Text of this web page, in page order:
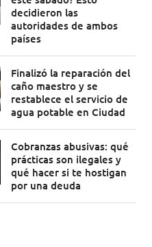
decidieron las
autoridades de ambos
países
Finalizó la reparación del
caño maestro y se
restablece el servicio de
agua potable en Ciudad
Cobranzas abusivas: qué
prácticas son ilegales y
qué hacer si te hostigan
por una deuda